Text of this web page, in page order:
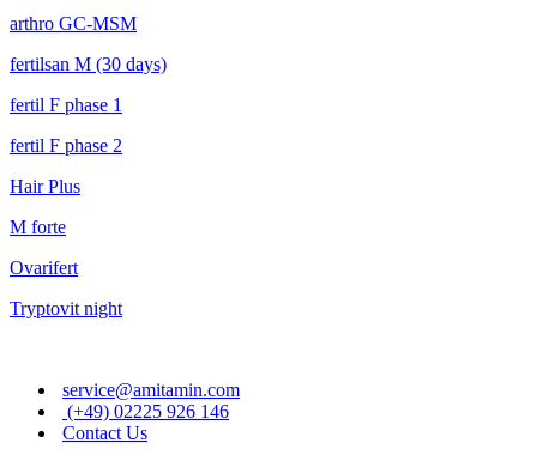
arthro GC-MSM
fertilsan M (30 days)
fertil F phase 1
fertil F phase 2
Hair Plus
M forte
Ovarifert
Tryptovit night
service@amitamin.com
(+49) 02225 926 146
Contact Us